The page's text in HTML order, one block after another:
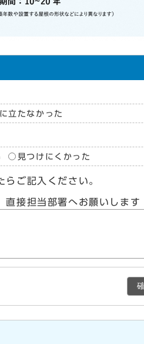
立たなかった
見つけにくかった
ご記入ください。
直接担当部署へお願いしま